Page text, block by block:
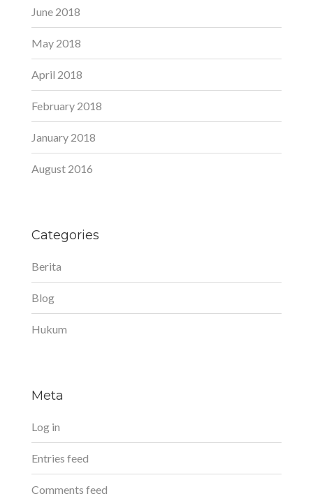
June 2018
May 2018
April 2018
February 2018
January 2018
August 2016
Categories
Berita
Blog
Hukum
Meta
Log in
Entries feed
Comments feed